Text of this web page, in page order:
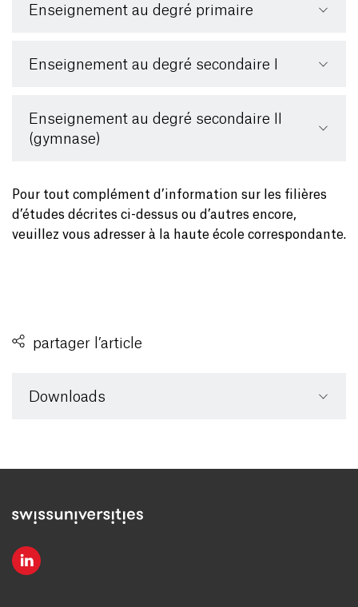
Enseignement au degré primaire
Enseignement au degré secondaire I
Enseignement au degré secondaire II
(gymnase)
Pour tout complément d’information sur les filières
d’études décrites ci-dessus ou d’autres encore,
veuillez vous adresser à la haute école correspondante.
partager l’article
Downloads